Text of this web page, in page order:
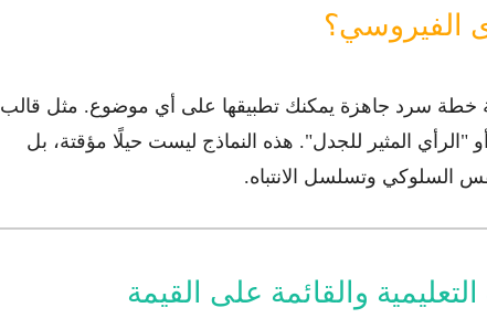
الفيروسي؟
خطة سرد جاهزة يمكنك تطبيقها على أي موضوع. مثل قالب
المثير للجدل". هذه النماذج ليست حيلًا مؤقتة، بل
السلوكي وتسلسل الانتباه.
التعليمية والقائمة على القيمة